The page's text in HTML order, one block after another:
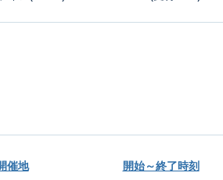
催地 開始～終了時刻